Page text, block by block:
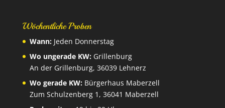
Wöchentliche Proben
Wann:Jeden Donnerstag
Wo ungerade KW:Grillenburg
An der Grillenburg, 36039 Lehnerz
Wo gerade KW:Bürgerhaus Maberzell
Zum Schulzenberg 1, 36041 Maberzell